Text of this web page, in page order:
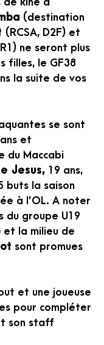
(destination
(RCSA, D2F) et
ne seront plus
filles, le GF38
la suite de vos
se sont
et
du Maccabi
Jesus, 19 ans,
buts la saison
à l’OL. A noter
du groupe U19
et la milieu de
sont promues
et une joueuse
pour compléter
son staff